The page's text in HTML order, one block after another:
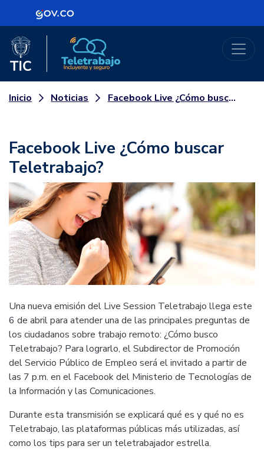
Logo Gobierno de Colombia
Logo del Ministerio TIC
Inicio Noticias Facebook Live ¿Cómo buscar Teletrabajo?
Facebook Live ¿Cómo buscar
Teletrabajo?
Una nueva emisión del Live Session Teletrabajo llega este
6 de abril para atender una de las principales preguntas de
los ciudadanos sobre trabajo remoto: ¿Cómo busco
Teletrabajo? Para lograrlo, el Subdirector de Promoción
del Servicio Público de Empleo será el invitado a partir de
las 7 p.m. en el Facebook del Ministerio de Tecnologías de
la Información y las Comunicaciones.
Durante esta transmisión se explicará qué es y qué no es
Teletrabajo, las plataformas públicas más utilizadas, así
como los tips para ser un teletrabajador estrella.